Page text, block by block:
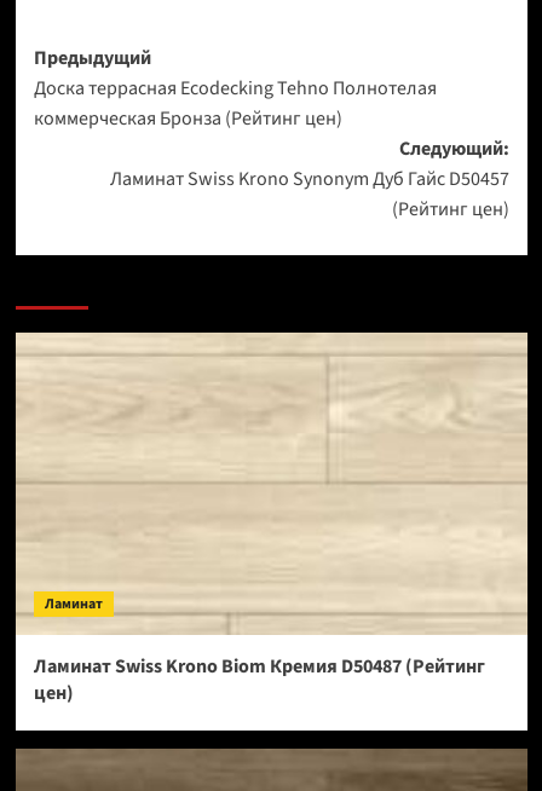
Навигация
записи
Предыдущий
Доска террасная Ecodecking Tehno Полнотелая
коммерческая Бронза (Рейтинг цен)
Следующий:
Ламинат Swiss Krono Synonym Дуб Гайс D50457
(Рейтинг цен)
Ламинат
Ламинат Swiss Krono Biom Кремия D50487 (Рейтинг
цен)